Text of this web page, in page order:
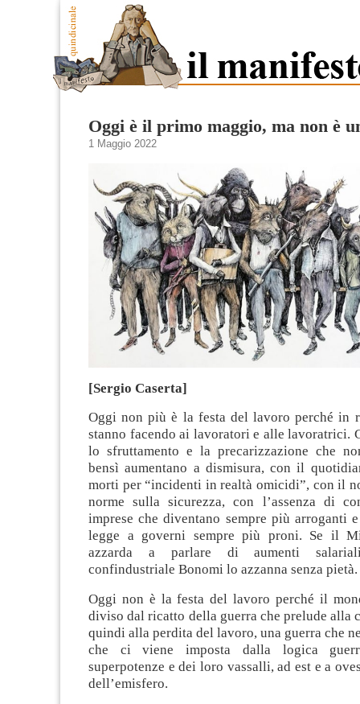
Oggi è il primo maggio, ma non è
1 Maggio 2022
[Sergio Caserta]
Oggi non più è la festa del lavoro perché in
stanno facendo ai lavoratori e alle lavoratrici.
lo sfruttamento e la precarizzazione che
bensì aumentano a dismisura, con il
morti per “incidenti in realtà omicidi”, con il
norme sulla sicurezza, con l’assenza di
imprese che diventano sempre più arroganti
legge a governi sempre più proni. Se il
azzarda a parlare di aumenti
confindustriale Bonomi lo azzanna senza pietà.
Oggi non è la festa del lavoro perché il
diviso dal ricatto della guerra che prelude alla
quindi alla perdita del lavoro, una guerra che
che ci viene imposta dalla logica
superpotenze e dei loro vassalli, ad est e a
dell’emisfero.